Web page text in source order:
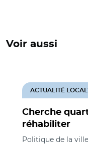
Voir aussi
Cherche
réhabiliter
ACTUALITÉ
Politique de la